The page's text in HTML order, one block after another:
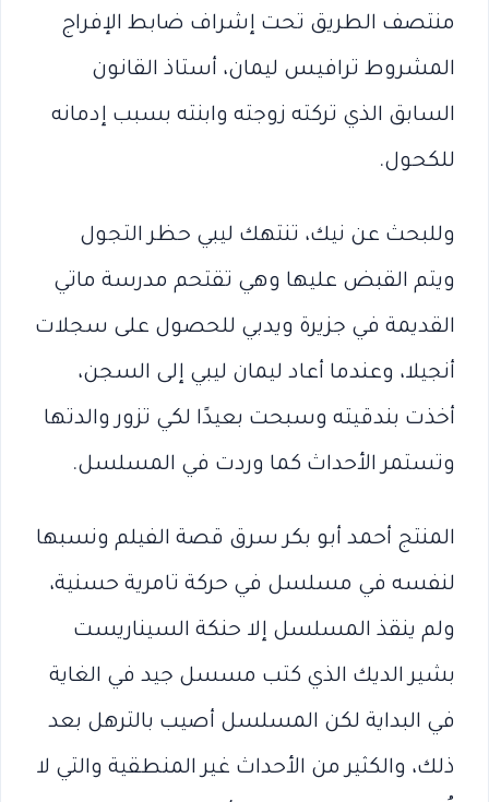
منتصف الطريق تحت إشراف ضابط الإفراج
المشروط ترافيس ليمان، أستاذ القانون
السابق الذي تركته زوجته وابنته بسبب إدمانه
للكحول.
وللبحث عن نيك، تنتهك ليبي حظر التجول
ويتم القبض عليها وهي تقتحم مدرسة ماتي
القديمة في جزيرة ويدبي للحصول على سجلات
أنجيلا، وعندما أعاد ليمان ليبي إلى السجن،
أخذت بندقيته وسبحت بعيدًا لكي تزور والدتها
وتستمر الأحداث كما وردت في المسلسل.
المنتج أحمد أبو بكر سرق قصة الفيلم ونسبها
لنفسه في مسلسل في حركة تامرية حسنية،
ولم ينقذ المسلسل إلا حنكة السيناريست
بشير الديك الذي كتب مسسل جيد في الغاية
في البداية لكن المسلسل أصيب بالترهل بعد
ذلك، والكثير من الأحداث غير المنطقية والتي لا